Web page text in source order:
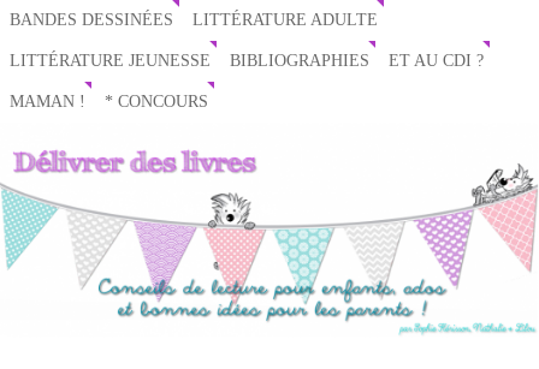
BANDES DESSINÉES LITTÉRATURE ADULTE
LITTÉRATURE JEUNESSE BIBLIOGRAPHIES ET AU CDI ?
MAMAN ! * CONCOURS